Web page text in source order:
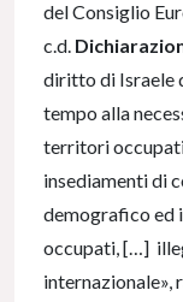
del Consiglio
c.d.
diritto di Israele
tempo alla
territori
insediamenti di
demografico ed
occupati, […]
internazionale»,